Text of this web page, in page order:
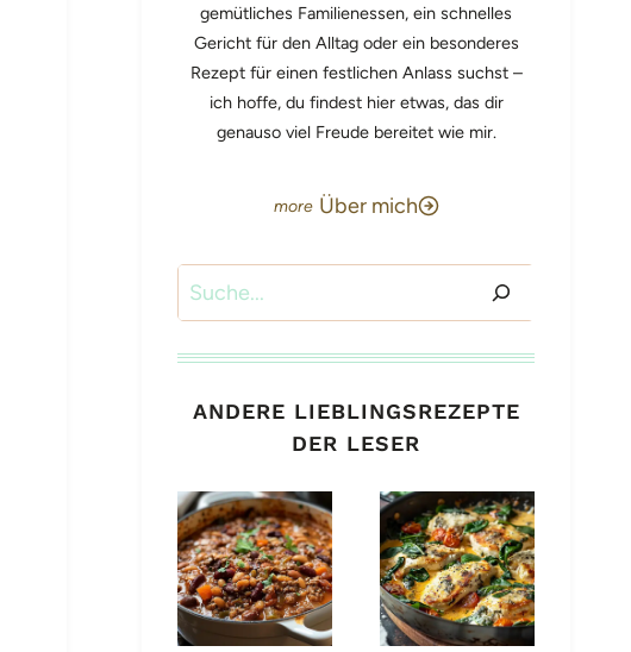
gemütliches Familienessen, ein schnelles
Gericht für den Alltag oder ein besonderes
Rezept für einen festlichen Anlass suchst –
ich hoffe, du findest hier etwas, das dir
genauso viel Freude bereitet wie mir.
Über mich
Suchen
ANDERE LIEBLINGSREZEPTE
DER LESER